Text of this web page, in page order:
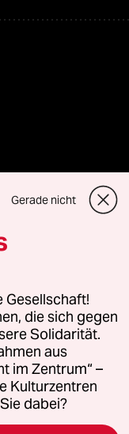
für Genehmigungen
Richtlinien
AGB
Gerade nicht
die sich gegen
Solidarität.
aus
im Zentrum“ –
Kulturzentren
dabei?